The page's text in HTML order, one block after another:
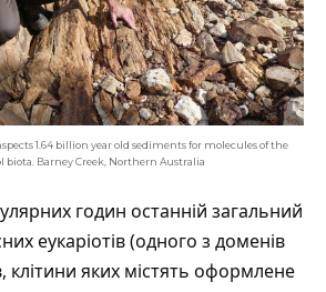
1.64 billion year old sediments for molecules of the
biota. Barney Creek, Northern Australia
годин останній загальний
еукаріотів (одного з доменів
клітини яких містять оформлене